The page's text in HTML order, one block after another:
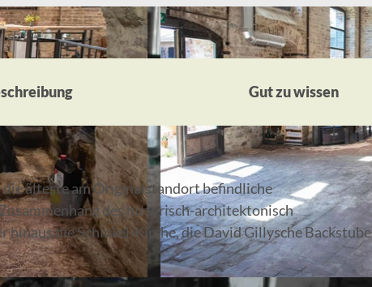
Gut zu wissen
älteste am Originalstandort befindliche
des historisch-architektonisch
die Schinkel-Kirche, die David Gillysche Backstube